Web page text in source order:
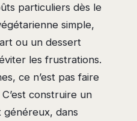
particuliers dès le
simple,
ou un dessert
les frustrations.
ce n’est pas faire
construire un
généreux, dans